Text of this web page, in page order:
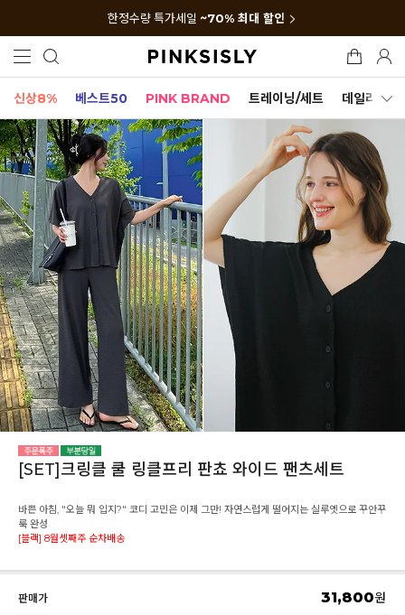
한정수량 특가세일 ~70% 최대 할인
신상8% 베스트50 PINK BRAND 트레이닝/세트 데일리세트
[SET]크링클 쿨 링클프리 판쵸 와이드 팬츠세트
바쁜 아침, "오늘 뭐 입지?" 코디 고민은 이제 그만! 자연스럽게 떨어지는 실루엣으로 꾸안꾸
룩 완성
[블랙] 8월셋째주 순차배송
판매가 31,800원